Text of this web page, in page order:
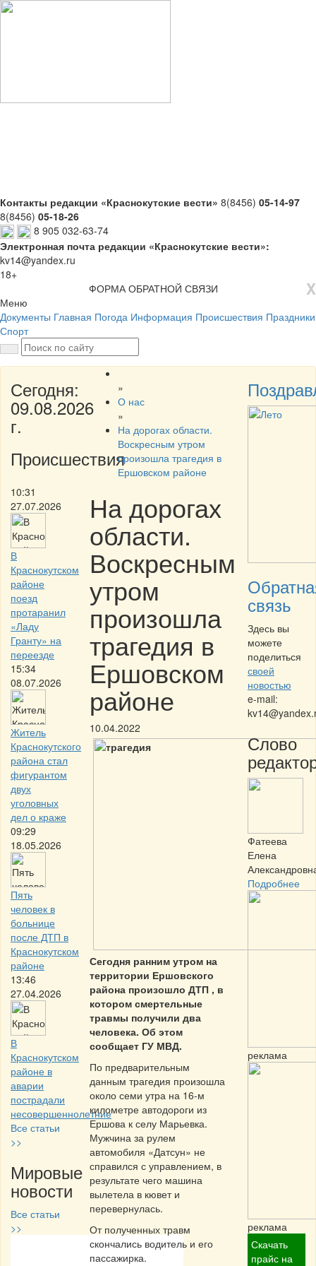
Контакты редакции «Краснокутские вести» 8(8456) 05-14-97
8(8456) 05-18-26
8 905 032-63-74
Электронная почта редакции «Краснокутские вести»:
kv14@yandex.ru
18+
X
ФОРМА ОБРАТНОЙ СВЯЗИ
Меню
Документы Главная Погода Информация Происшествия Праздники
Спорт
Сегодня:
09.08.2026
г.
Происшествия
10:31
27.07.2026
В
Краснокутском
районе
поезд
протаранил
«Ладу
Гранту» на
переезде
15:34
08.07.2026
Житель
Краснокутского
района стал
фигурантом
двух
уголовных
дел о краже
09:29
18.05.2026
Пять
человек в
больнице
после ДТП в
Краснокутском
районе
13:46
27.04.2026
В
Краснокутском
районе в
аварии
пострадали
несовершеннолетние
Все статьи
>>
Мировые
новости
Все статьи
>>
»
О нас
»
На дорогах области.
Воскресным утром
произошла трагедия в
Ершовском районе
На дорогах
области.
Воскресным
утром
произошла
трагедия в
Ершовском
районе
10.04.2022
Сегодня ранним утром на
территории Ершовского
района произошло ДТП , в
котором смертельные
травмы получили два
человека. Об этом
сообщает ГУ МВД.
По предварительным
данным трагедия произошла
около семи утра на 16-м
километре автодороги из
Ершова к селу Марьевка.
Мужчина за рулем
автомобиля «Датсун» не
справился с управлением, в
результате чего машина
вылетела в кювет и
перевернулась.
От полученных травм
скончались водитель и его
пассажирка.
связь
Здесь вы
можете
поделиться
своей
новостью
e-mail:
Слово
Фатеева
Елена
Подробнее
реклама
реклама
Скачать
прайс на